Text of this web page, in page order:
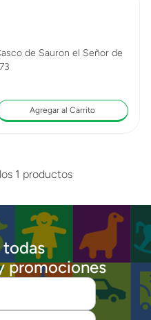
de Sauron el Señor de
Agregar al Carrito
1 productos
todas
promociones